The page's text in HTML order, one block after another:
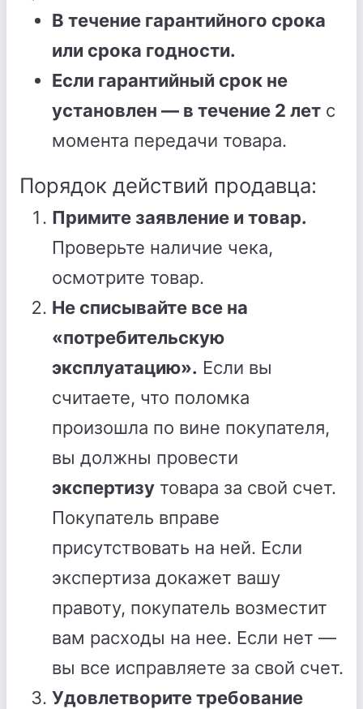
В течение гарантийного срока
или срока годности.
Если гарантийный срок не
установлен — в течение 2 лет с
момента передачи товара.
Порядок действий продавца:
Примите заявление и товар.
Проверьте наличие чека,
осмотрите товар.
Не списывайте все на
«потребительскую
эксплуатацию». Если вы
считаете, что поломка
произошла по вине покупателя,
вы должны провести
экспертизу товара за свой счет.
Покупатель вправе
присутствовать на ней. Если
экспертиза докажет вашу
правоту, покупатель возместит
вам расходы на нее. Если нет —
вы все исправляете за свой счет.
Удовлетворите требование